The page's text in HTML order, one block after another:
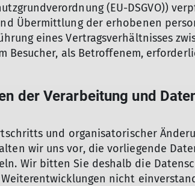
(EU-DSGVO))
Übermittlung der erhobenen
eines Vertragsverhältnisses
Besucher, als Betroffenem,
der Verarbeitung und
und organisatorischer
wir uns vor, die vorliegende
Wir bitten Sie deshalb die
nicht